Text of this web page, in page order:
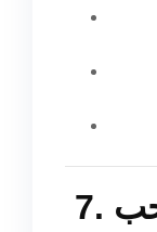
7. استنزاف وقت صاحب